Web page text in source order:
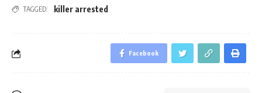
TAGGED: killer arrested
Facebook